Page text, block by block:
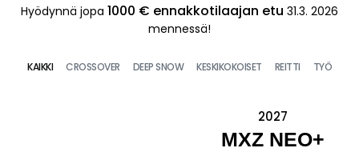
Hyödynnä jopa 1000 € ennakkotilaajan etu 31.3. 2026
mennessä!
CROSSOVER DEEP SNOW KESKIKOKOISET REITTI TYÖ
KAIKKI
2027
MXZ NEO+